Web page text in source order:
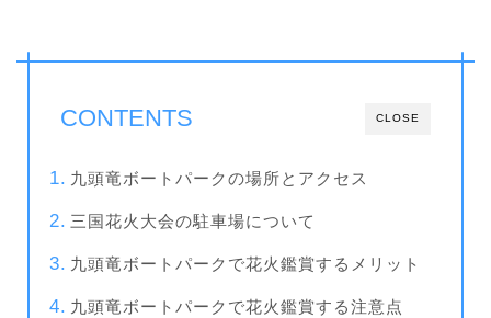
CLOSE
CONTENTS
九頭竜ボートパークの場所とアクセス
三国花火大会の駐車場について
九頭竜ボートパークで花火鑑賞するメリット
九頭竜ボートパークで花火鑑賞する注意点